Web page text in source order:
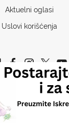
Aktuelni oglasi
Uslovi korišćenja
Sva prava
063/